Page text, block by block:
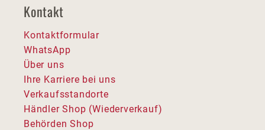
Kontakt
Kontaktformular
WhatsApp
Über uns
Ihre Karriere bei uns
Verkaufsstandorte
Händler Shop (Wiederverkauf)
Behörden Shop